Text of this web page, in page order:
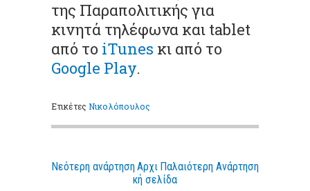
της Παραπολιτικής για
κινητά τηλέφωνα και tablet
από το iTunes κι από το
Google Play.
ΕτικέτεςΝικολόπουλος
Νεότερη ανάρτηση Παλαιότερη Ανάρτηση
Αρχι
κή σελίδα